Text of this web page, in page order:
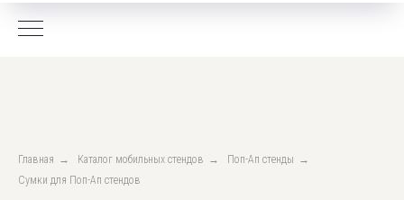
Главная → Каталог мобильных стендов → Поп-Ап стенды →
Сумки для Поп-Ап стендов